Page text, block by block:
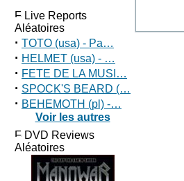
Live Reports
Aléatoires
· TOTO (usa) - Pa…
· HELMET (usa) - …
· FETE DE LA MUSI…
· SPOCK'S BEARD (…
· BEHEMOTH (pl) -…
Voir les autres
DVD Reviews
Aléatoires